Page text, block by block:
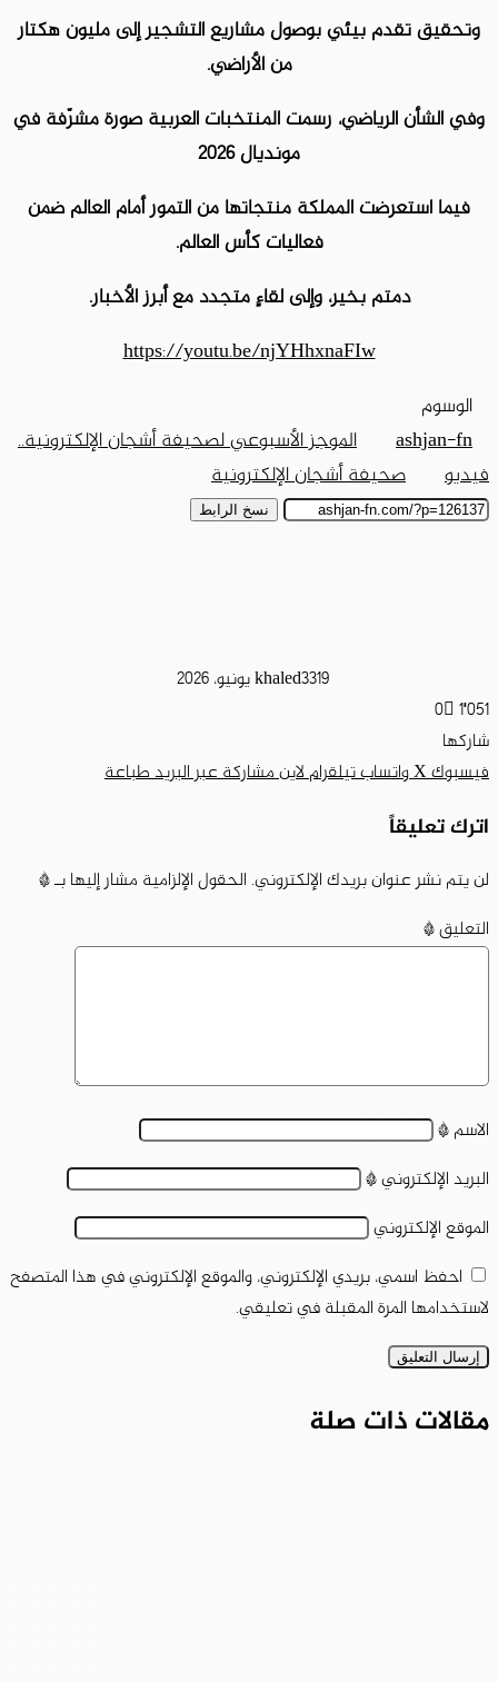
وتحقيق تقدم بيئي بوصول مشاريع التشجير إلى مليون هكتار
من الأراضي.
وفي الشأن الرياضي، رسمت المنتخبات العربية صورة مشرّفة في
مونديال 2026
فيما استعرضت المملكة منتجاتها من التمور أمام العالم ضمن
فعاليات كأس العالم.
دمتم بخير، وإلى لقاءٍ متجدد مع أبرز الأخبار.
https://youtu.be/njYHhxnaFIw
الوسوم
ashjan-fn
الموجز الأسبوعي لصحيفة أشجان الإلكترونية..
فيديو
صحيفة أشجان الإلكترونية
نسخ الرابط
khaled3319 يونيو، 2026
0 1٬051
شاركها
فيسبوك‫Xواتسابتيلقراملاينمشاركة عبر البريدطباعة
اترك تعليقاً
لن يتم نشر عنوان بريدك الإلكتروني. الحقول الإلزامية مشار إليها بـ*
التعليق*
الاسم*
البريد الإلكتروني*
الموقع الإلكتروني
احفظ اسمي، بريدي الإلكتروني، والموقع الإلكتروني في هذا المتصفح
لاستخدامها المرة المقبلة في تعليقي.
مقالات ذات صلة